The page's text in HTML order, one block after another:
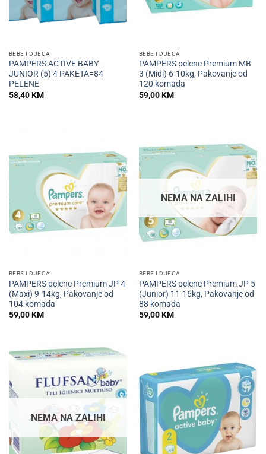
BEBE I DJECA
PAMPERS ACTIVE BABY
JUNIOR (5) 4 PAKETA=84
PELENE
58,40KM
BEBE I DJECA
PAMPERS pelene Premium MB
3 (Midi) 6-10kg, Pakovanje od
120 komada
59,00KM
BEBE I DJECA
PAMPERS pelene Premium JP 4
(Maxi) 9-14kg, Pakovanje od
104 komada
59,00KM
NEMA NA ZALIHI
BEBE I DJECA
PAMPERS pelene Premium JP 5
(Junior) 11-16kg, Pakovanje od
88 komada
59,00KM
NEMA NA ZALIHI